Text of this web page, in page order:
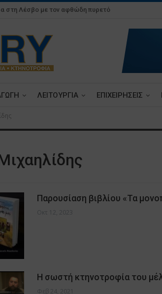
στη Λέσβο με τον αφθώδη πυρετό
ΛΕΙΤΟΥΡΓΙΑ ΕΠΙΧΕΙΡΗΣΕΙΣ
Παρουσίαση βιβλίου «Τα
Οκτ 12, 2023
Η σωστή κτηνοτροφία του
Φεβ 24, 2021